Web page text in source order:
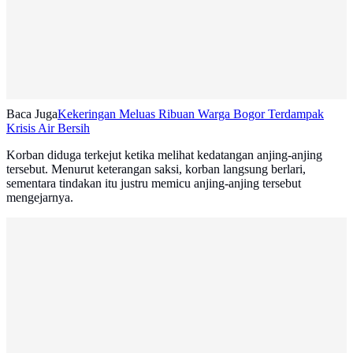
Baca JugaKekeringan Meluas Ribuan Warga Bogor Terdampak
Krisis Air Bersih
Korban diduga terkejut ketika melihat kedatangan anjing-anjing
tersebut. Menurut keterangan saksi, korban langsung berlari,
sementara tindakan itu justru memicu anjing-anjing tersebut
mengejarnya.